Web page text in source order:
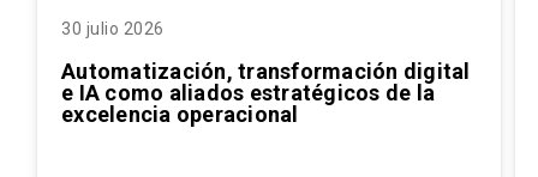
30 julio 2026
Automatización, transformación digital
e IA como aliados estratégicos de la
excelencia operacional